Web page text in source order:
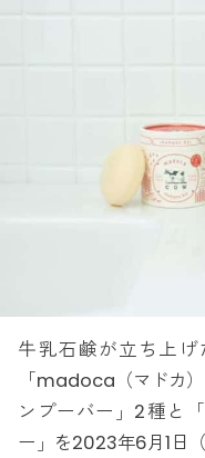
牛乳石鹸が立ち上
「madoca（マドカ
ンプーバー」2種と
ー」を2023年6月1日